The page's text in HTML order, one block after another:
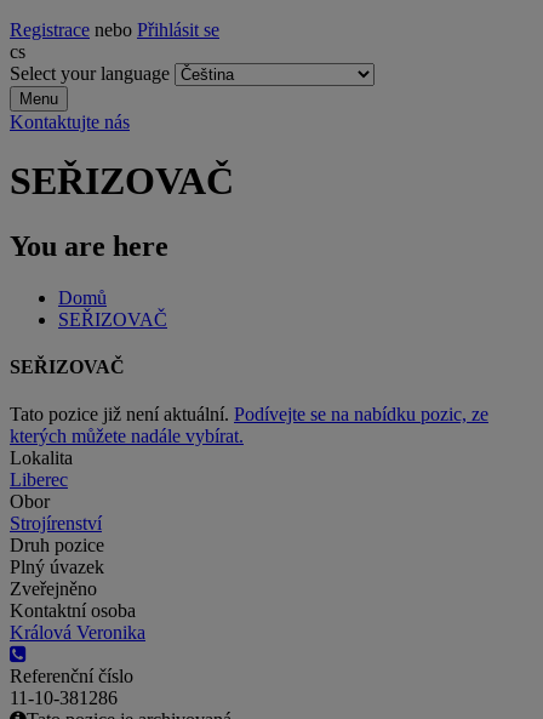
Registrace nebo Přihlásit se
cs
Select your language
Menu
Kontaktujte nás
SEŘIZOVAČ
You are here
Domů
SEŘIZOVAČ
SEŘIZOVAČ
Tato pozice již není aktuální. Podívejte se na nabídku pozic, ze
kterých můžete nadále vybírat.
Lokalita
Liberec
Obor
Strojírenství
Druh pozice
Plný úvazek
Zveřejněno
Kontaktní osoba
Králová Veronika
Referenční číslo
11-10-381286